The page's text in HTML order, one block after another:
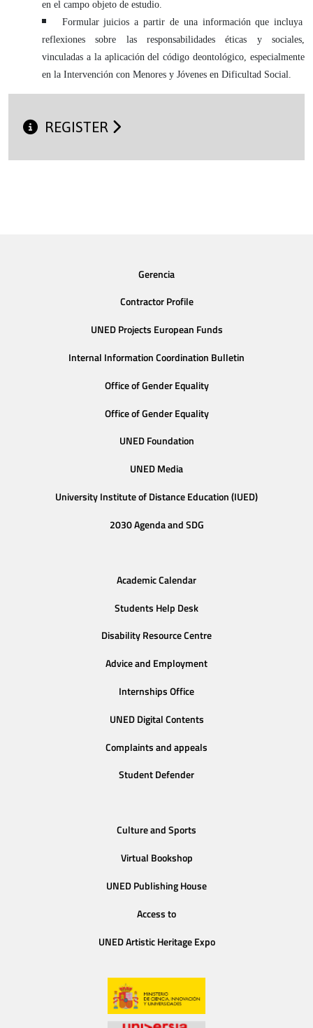
en el campo objeto de estudio.
Formular juicios a partir de una información que incluya
reflexiones sobre las responsabilidades éticas y sociales,
vinculadas a la aplicación del código deontológico, especialmente
en la Intervención con Menores y Jóvenes en Dificultad Social.
REGISTER
Gerencia
Contractor Profile
UNED Projects European Funds
Internal Information Coordination Bulletin
Office of Gender Equality
Office of Gender Equality
UNED Foundation
UNED Media
University Institute of Distance Education (IUED)
2030 Agenda and SDG
Academic Calendar
Students Help Desk
Disability Resource Centre
Advice and Employment
Internships Office
UNED Digital Contents
Complaints and appeals
Student Defender
Culture and Sports
Virtual Bookshop
UNED Publishing House
Access to
UNED Artistic Heritage Expo